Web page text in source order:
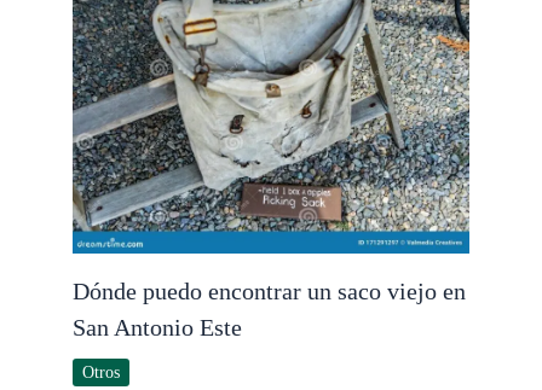
Dónde puedo encontrar un saco viejo en
San Antonio Este
Otros